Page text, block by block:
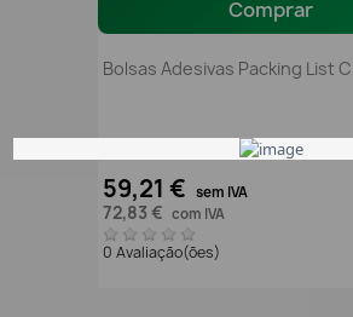
Comprar
Bolsas Adesivas Packing List
59,21 € sem IVA
72,83 € com IVA
0 Avaliação(ões)